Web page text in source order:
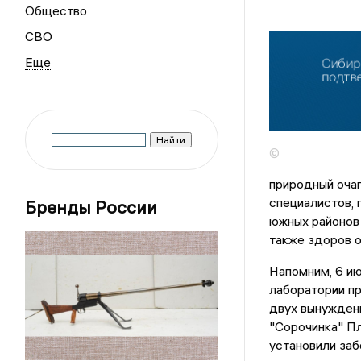
Общество
СВО
Бренды России
©
природный
специалистов,
южных
также здоров
Напомним, 6
лаборатории
двух
"Сорочинка"
установили